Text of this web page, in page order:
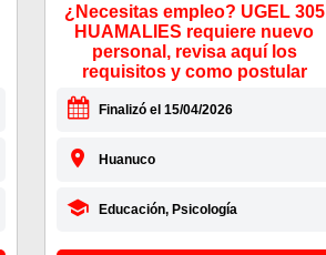
¿Necesitas empleo? UGEL 305
HUAMALIES requiere nuevo
personal, revisa aquí los
requisitos y como postular
Finalizó el 15/04/2026
Huanuco
Educación, Psicología